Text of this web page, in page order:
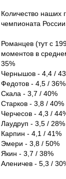
Количество наших
чемпионата
Романцев (тут с
моментов в
35%
Чернышов - 4,4 /
Федотов - 4,5 / 36%
Скала - 3,7 / 40%
Старков - 3,8 / 40%
Черчесов - 4,3 /
Лаудруп - 3,5 / 28%
Карпин - 4,1 / 41%
Эмери - 3,8 / 50%
Якин - 3,7 / 38%
Аленичев - 5,3 /